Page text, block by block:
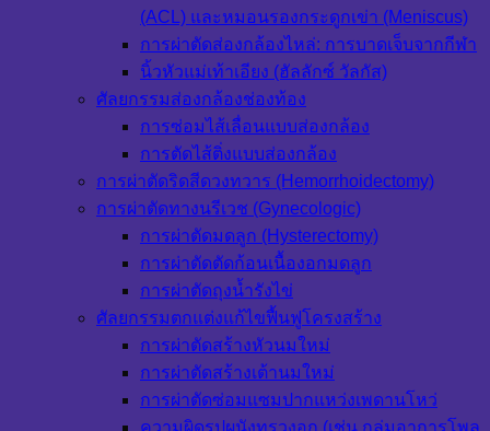
(ACL) และหมอนรองกระดูกเข่า (Meniscus)
การผ่าตัดส่องกล้องไหล่: การบาดเจ็บจากกีฬา
นิ้วหัวแม่เท้าเอียง (ฮัลลักซ์ วัลกัส)
ศัลยกรรมส่องกล้องช่องท้อง
การซ่อมไส้เลื่อนแบบส่องกล้อง
การตัดไส้ติ่งแบบส่องกล้อง
การผ่าตัดริดสีดวงทวาร (Hemorrhoidectomy)
การผ่าตัดทางนรีเวช (Gynecologic)
การผ่าตัดมดลูก (Hysterectomy)
การผ่าตัดตัดก้อนเนื้องอกมดลูก
การผ่าตัดถุงน้ำรังไข่
ศัลยกรรมตกแต่งแก้ไขฟื้นฟูโครงสร้าง
การผ่าตัดสร้างหัวนมใหม่
การผ่าตัดสร้างเต้านมใหม่
การผ่าตัดซ่อมแซมปากแหว่งเพดานโหว่
ความผิดรูปผนังทรวงอก (เช่น กลุ่มอาการโพล